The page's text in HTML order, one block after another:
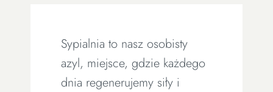
Sypialnia to nasz osobisty
azyl, miejsce, gdzie każdego
dnia regenerujemy siły i